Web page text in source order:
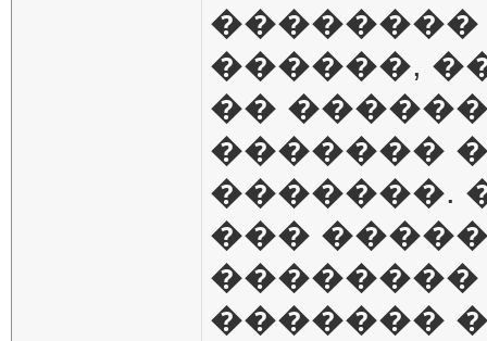
��������
������,
��
�������
�������.
���
��������
�������